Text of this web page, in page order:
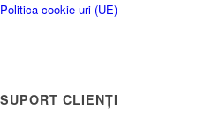
Politica cookie-uri (UE)
SUPORT CLIENȚI